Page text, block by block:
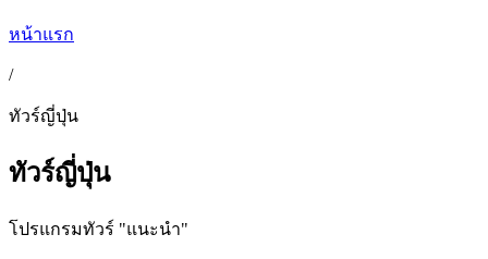
หน้าแรก
/
ทัวร์ญี่ปุ่น
ทัวร์ญี่ปุ่น
โปรแกรมทัวร์ "แนะนำ"